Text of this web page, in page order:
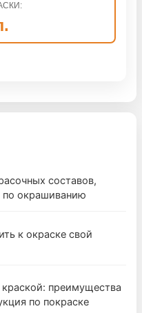
составов,
по окрашиванию
к окраске свой
преимущества
по покраске